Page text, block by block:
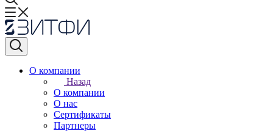
О компании
Назад
О компании
О нас
Сертификаты
Партнеры